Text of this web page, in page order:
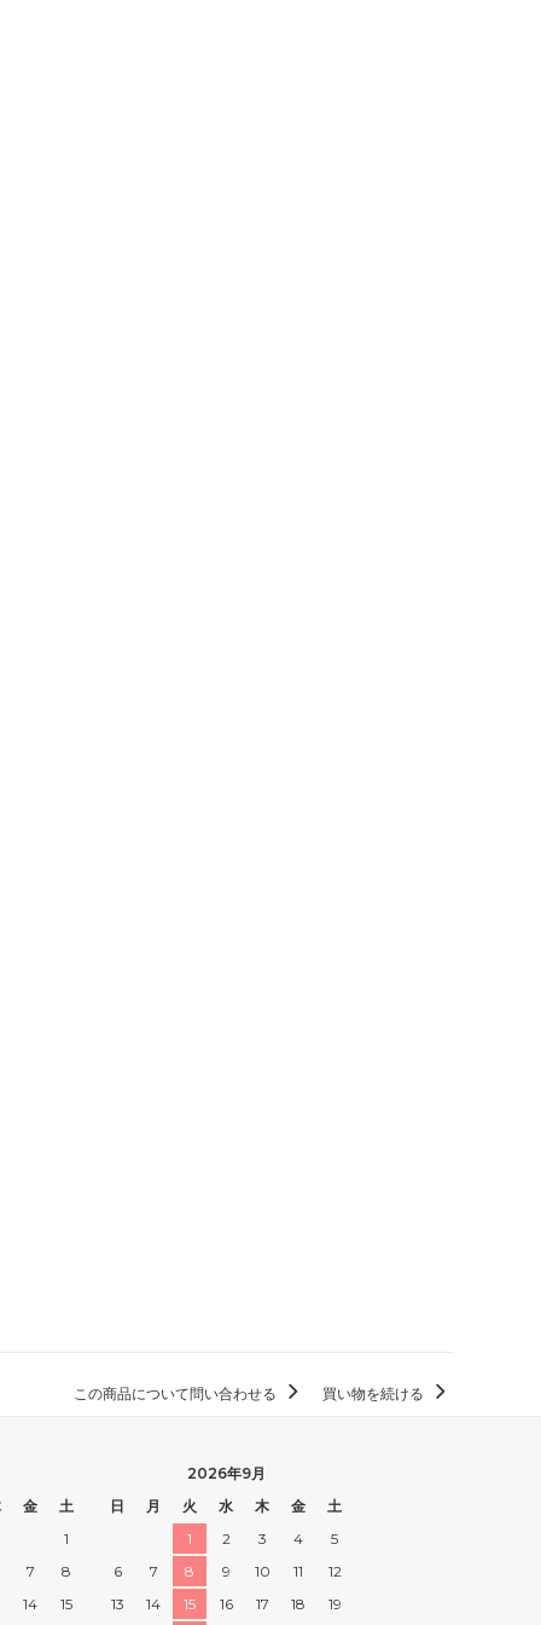
この商品について問い合わせる 買い物を続ける
金
土
1
7
8
14
15
2026年9月
日
月 火 水 木 金
土
1
2 3 4
5
6
7 8 9 10 11
12
13
14 15 16 17 18
19